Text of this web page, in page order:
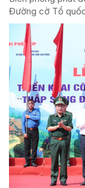
Đường cờ Tổ